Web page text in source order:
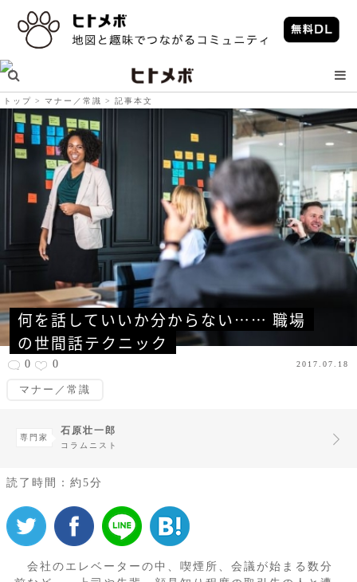
トップ マナー／常識 記事本文
何を話していいか分からない…… 職場
の世間話テクニック
0 0 2017.07.18
マナー／常識
専門家
石原壮一郎
コラムニスト
読了時間：約5分
会社のエレベーターの中、喫煙所、会議が始まる数分